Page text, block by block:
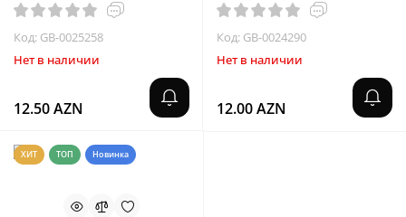
Код: GB-0025258
Нет в наличии
12.50 AZN
Код: GB-0024290
Нет в наличии
12.00 AZN
ХИТ ТОП Новинка